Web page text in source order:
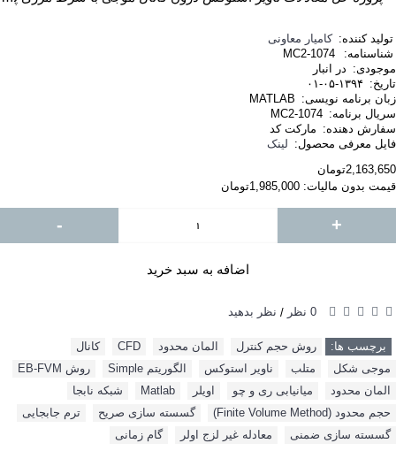
تولید کننده: کامیار معاونی
شناسنامه:
MC2-1074
موجودی: در انبار
تاریخ: ۱۳۹۴-۰۵-۰۱
زبان برنامه نویسی: MATLAB
سریال برنامه: MC2-1074
سفارش دهنده: مارکت کد
فایل معرفی محصول: لینک
2,163,650تومان
قیمت بدون مالیات: 1,985,000تومان
- +
اضافه به سبد خرید
0 نظر / نظر بدهید
برچسب ها: روش حجم کنترل المان محدود CFD کانال
موجی شکل
متلب ناویر استوکس الگوریتم Simple روش EB-FVM
المان محدود
میانیابی ری و چو اویلر Matlab شبکه نابجا
حجم محدود (Finite Volume Method)
گسسته سازی صریح ترم جابجایی
گسسته سازی ضمنی
معادله غیر لزج اولر گام زمانی